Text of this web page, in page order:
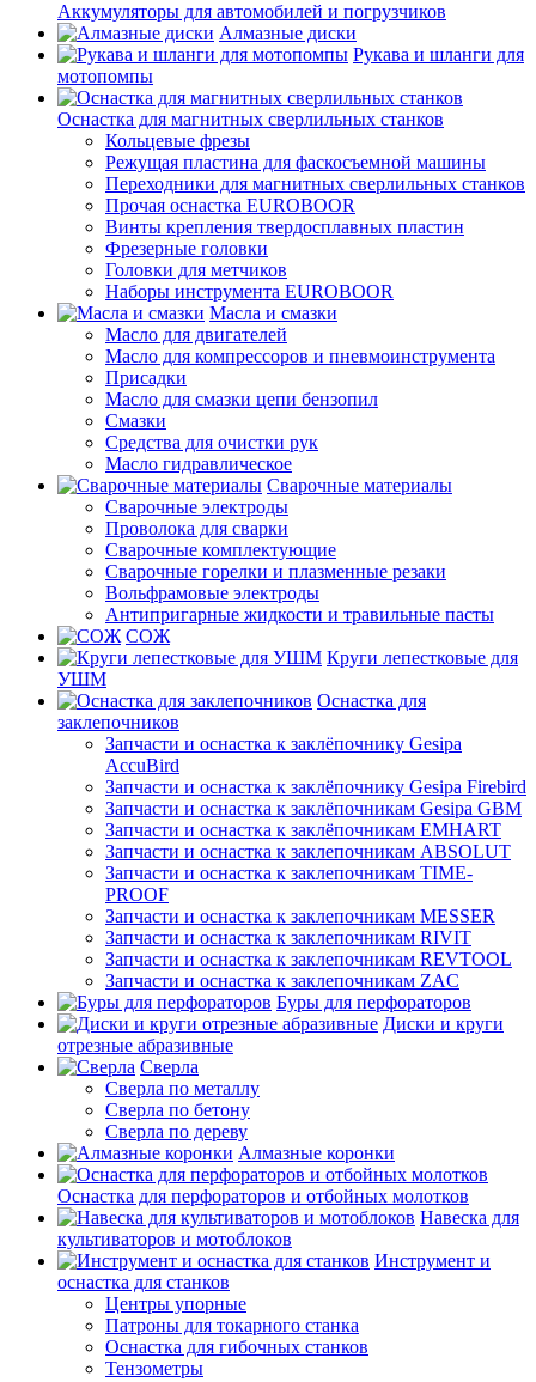
Аккумуляторы для автомобилей и погрузчиков
Алмазные диски
Рукава и шланги для
мотопомпы
Оснастка для магнитных сверлильных станков
Кольцевые фрезы
Режущая пластина для фаскосъемной машины
Переходники для магнитных сверлильных станков
Прочая оснастка EUROBOOR
Винты крепления твердосплавных пластин
Фрезерные головки
Головки для метчиков
Наборы инструмента EUROBOOR
Масла и смазки
Масло для двигателей
Масло для компрессоров и пневмоинструмента
Присадки
Масло для смазки цепи бензопил
Смазки
Средства для очистки рук
Масло гидравлическое
Сварочные материалы
Сварочные электроды
Проволока для сварки
Сварочные комплектующие
Сварочные горелки и плазменные резаки
Вольфрамовые электроды
Антипригарные жидкости и травильные пасты
СОЖ
Круги лепестковые для
УШМ
Оснастка для
заклепочников
Запчасти и оснастка к заклёпочнику Gesipa
AccuBird
Запчасти и оснастка к заклёпочнику Gesipa Firebird
Запчасти и оснастка к заклёпочникам Gesipa GBM
Запчасти и оснастка к заклёпочникам EMHART
Запчасти и оснастка к заклепочникам ABSOLUT
Запчасти и оснастка к заклепочникам TIME-
PROOF
Запчасти и оснастка к заклепочникам MESSER
Запчасти и оснастка к заклепочникам RIVIT
Запчасти и оснастка к заклепочникам REVTOOL
Запчасти и оснастка к заклепочникам ZAC
Буры для перфораторов
Диски и круги
отрезные абразивные
Сверла
Сверла по металлу
Сверла по бетону
Сверла по дереву
Алмазные коронки
Оснастка для перфораторов и отбойных молотков
Навеска для
культиваторов и мотоблоков
Инструмент и
оснастка для станков
Центры упорные
Патроны для токарного станка
Оснастка для гибочных станков
Тензометры